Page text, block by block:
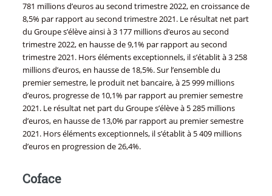
781 millions d’euros au second trimestre 2022, en croissance de
8,5% par rapport au second trimestre 2021. Le résultat net part
du Groupe s’élève ainsi à 3 177 millions d’euros au second
trimestre 2022, en hausse de 9,1% par rapport au second
trimestre 2021. Hors éléments exceptionnels, il s’établit à 3 258
millions d’euros, en hausse de 18,5%. Sur l’ensemble du
premier semestre, le produit net bancaire, à 25 999 millions
d’euros, progresse de 10,1% par rapport au premier semestre
2021. Le résultat net part du Groupe s’élève à 5 285 millions
d’euros, en hausse de 13,0% par rapport au premier semestre
2021. Hors éléments exceptionnels, il s’établit à 5 409 millions
d’euros en progression de 26,4%.
Coface